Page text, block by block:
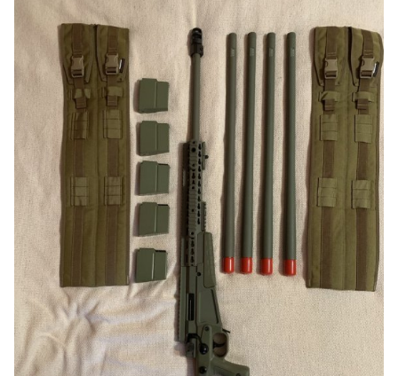
"идеальные" желания с текущим финансовым
положением, просчитайте предполагаемые расходы на
несколько лет вперёд. И будет вам счастье.